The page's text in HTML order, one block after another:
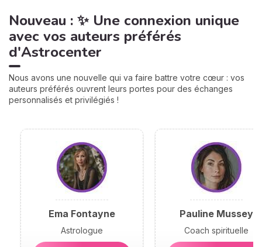
Nouveau : ✨ Une connexion unique
avec vos auteurs préférés
d'Astrocenter
Nous avons une nouvelle qui va faire battre votre cœur : vos
auteurs préférés ouvrent leurs portes pour des échanges
personnalisés et privilégiés !
Ema Fontayne
Astrologue
Pauline Mussey
Coach spirituelle